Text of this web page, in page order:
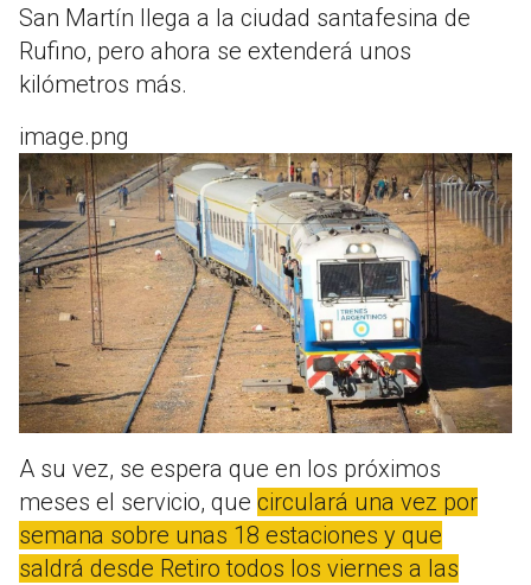
San Martín llega a la ciudad santafesina de
Rufino, pero ahora se extenderá unos
kilómetros más.
image.png
A su vez, se espera que en los próximos
meses el servicio, que circulará una vez por
semana sobre unas 18 estaciones y que
saldrá desde Retiro todos los viernes a las